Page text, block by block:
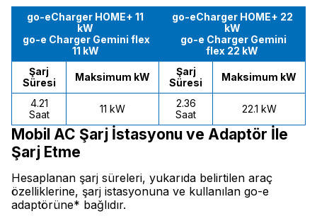
go-eCharger HOME+ 11
kW
go-e Charger Gemini flex
11 kW
go-eCharger HOME+ 22
kW
go-e Charger Gemini
flex 22 kW
Şarj
Süresi
Maksimum kW
Şarj
Süresi
Maksimum kW
4.21
Saat
11 kW
2.36
Saat
22.1 kW
Mobil AC Şarj İstasyonu ve Adaptör İle
Şarj Etme
Hesaplanan şarj süreleri, yukarıda belirtilen araç
özelliklerine, şarj istasyonuna ve kullanılan go-e
adaptörüne* bağlıdır.